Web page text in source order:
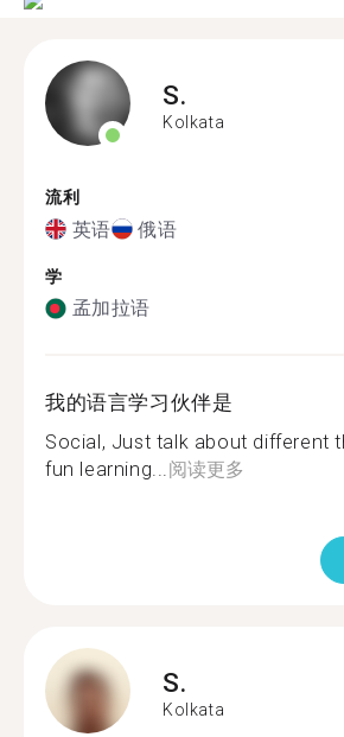
S.
Kolkata
流利
英语 俄语
学
孟加拉语
我的语言学习伙伴是
Social, Just talk about different
fun learning...阅读更多
S.
Kolkata